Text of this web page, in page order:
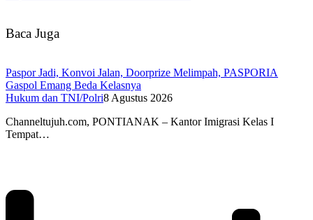
Baca Juga
Paspor Jadi, Konvoi Jalan, Doorprize Melimpah, PASPORIA
Gaspol Emang Beda Kelasnya
Hukum dan TNI/Polri8 Agustus 2026
Channeltujuh.com, PONTIANAK – Kantor Imigrasi Kelas I
Tempat…